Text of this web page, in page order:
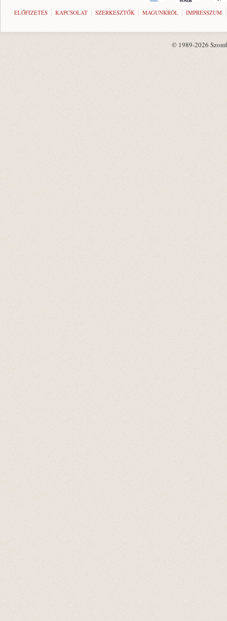
ELŐFIZETÉS KAPCSOLAT SZERKESZTŐK MAGUNKRÓL IMPRESSZUM
© 1989-2026